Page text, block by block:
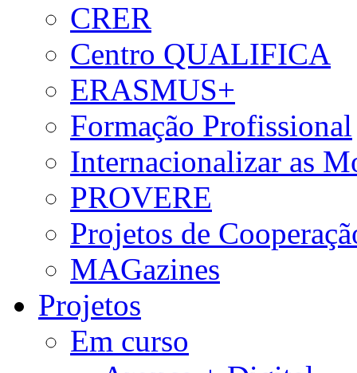
CRER
Centro QUALIFICA
ERASMUS+
Formação Profissional
Internacionalizar as
PROVERE
Projetos de
MAGazines
Projetos
Em curso